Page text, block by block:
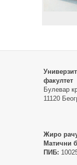
факултет
Булевар
11120
Жиро
Матични
ПИБ: